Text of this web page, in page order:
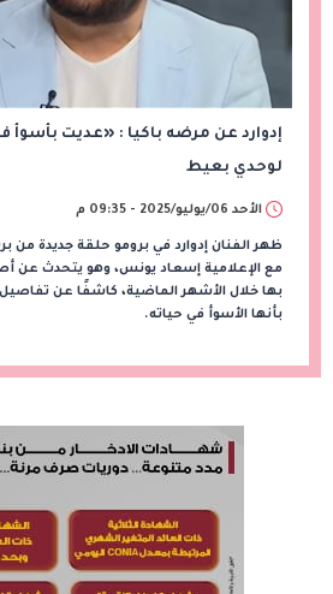
إدوارد عن مرضه باكيا : «عديت بأسوأ
لوحدي بعيط
الأحد 06/يوليو/2025 - 09:35 م
ظهر الفنان إدوارد في برومو حلقة جديدة من
مع الإعلامية إسعاد يونس، وهو يتحدث عن
بها خلال الأشهر الماضية، كاشفًا عن
بأنها الأسوأ في حياته.